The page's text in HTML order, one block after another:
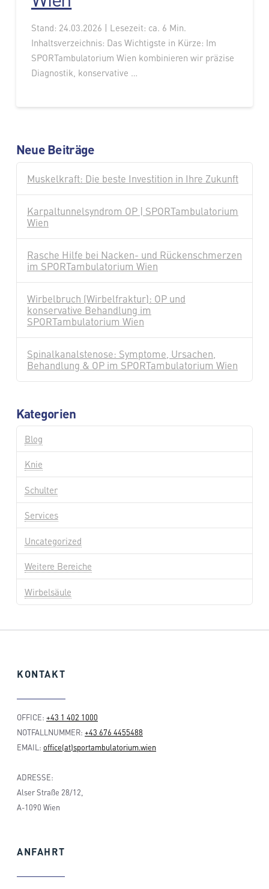
Stand: 24.03.2026 | Lesezeit: ca. 6 Min.
Inhaltsverzeichnis: Das Wichtigste in Kürze: Im
SPORTambulatorium Wien kombinieren wir präzise
Diagnostik, konservative …
Neue Beiträge
Muskelkraft: Die beste Investition in Ihre Zukunft
Karpaltunnelsyndrom OP | SPORTambulatorium
Wien
Rasche Hilfe bei Nacken- und Rückenschmerzen
im SPORTambulatorium Wien
Wirbelbruch (Wirbelfraktur): OP und
konservative Behandlung im
SPORTambulatorium Wien
Spinalkanalstenose: Symptome, Ursachen,
Behandlung & OP im SPORTambulatorium Wien
Kategorien
Blog
Knie
Schulter
Services
Uncategorized
Weitere Bereiche
Wirbelsäule
KONTAKT
OFFICE: +43 1 402 1000
NOTFALLNUMMER: +43 676 4455488
EMAIL: office(at)sportambulatorium.wien
ADRESSE:
Alser Straße 28/12,
A-1090 Wien
ANFAHRT